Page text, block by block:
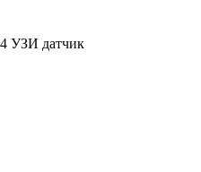
УЗИ датчик